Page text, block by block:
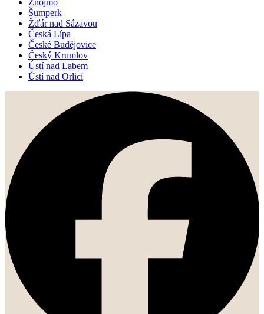
Šumperk
Žďár nad Sázavou
Česká Lípa
České Budějovice
Český Krumlov
Ústí nad Labem
Ústí nad Orlicí